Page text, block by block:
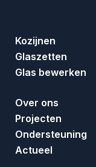
Kozijnen
Glaszetten
Glas bewerken
Over ons
Projecten
Ondersteuning
Actueel